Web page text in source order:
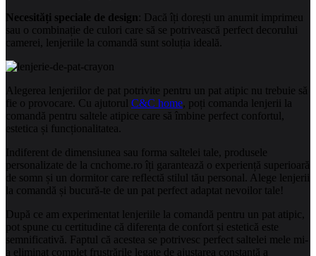
Necesități speciale de design: Dacă îți dorești un anumit imprimeu
sau o combinație de culori care să se potrivească perfect decorului
camerei, lenjeriile la comandă sunt soluția ideală.
Alegerea lenjeriilor de pat potrivite pentru un pat atipic nu trebuie să
fie o provocare. Cu ajutorul C&C home, poți comanda lenjerii la
comandă pentru saltele atipice care să îmbine perfect confortul,
estetica și funcționalitatea.
Indiferent de dimensiunea sau forma saltelei tale, produsele
personalizate de la cnchome.ro îți garantează o experiență superioară
de somn și un dormitor care reflectă stilul tău personal. Alege lenjerii
la comandă și bucură-te de un pat perfect adaptat nevoilor tale!
După ce am experimentat lenjeriile la comandă pentru un pat atipic,
pot spune cu certitudine că diferența de confort și estetică este
semnificativă. Faptul că acestea se potrivesc perfect saltelei mele mi-
a eliminat complet frustrările legate de ajustarea constantă a